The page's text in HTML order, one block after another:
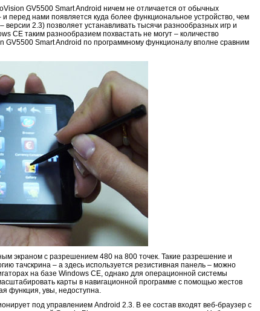
GV5500 Smart Android ничем не отличается от обычных
перед нами появляется куда более функциональное устройство, чем
2.3) позволяет устанавливать тысячи разнообразных игр и
CE таким разнообразием похвастать не могут – количество
Smart Android по программному функционалу вполне сравним
экраном с разрешением 480 на 800 точек. Такие разрешение и
тачскрина – а здесь используется резистивная панель – можно
на базе Windows CE, однако для операционной системы
карты в навигационной программе с помощью жестов
функция, увы, недоступна.
под управлением Android 2.3. В ее состав входят веб-браузер с